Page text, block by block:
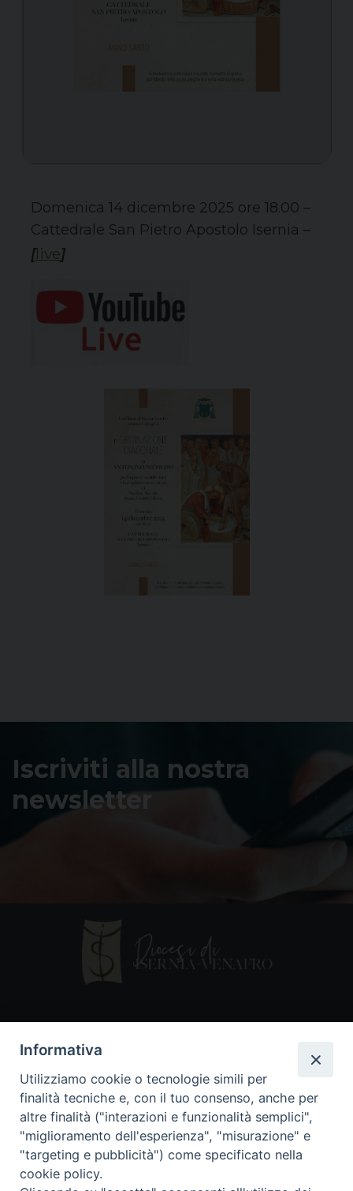
Domenica 14 dicembre 2025 ore 18.00 –
Cattedrale San Pietro Apostolo Isernia –
[live]
Iscriviti alla nostra
newsletter
86170 Isernia
086550849
segreteria@diocesiiserniavenafro.it
I nostri social
Informativa
Utilizziamo cookie o tecnologie simili per
finalità tecniche e, con il tuo consenso, anche per
altre finalità ("interazioni e funzionalità semplici",
"miglioramento dell'esperienza", "misurazione" e
"targeting e pubblicità") come specificato nella
cookie policy.